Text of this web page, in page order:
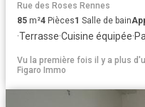
Rue des Roses Rennes
85 m²4 Pièces1 Salle de bain
·Terrasse·Cuisine équipée·
Vu la première fois il y a plus
Figaro Immo